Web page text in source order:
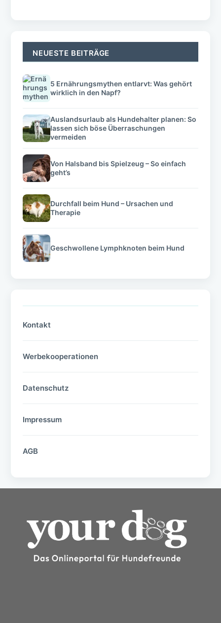
NEUESTE BEITRÄGE
5 Ernährungsmythen entlarvt: Was gehört
wirklich in den Napf?
Auslandsurlaub als Hundehalter planen: So
lassen sich böse Überraschungen
vermeiden
Von Halsband bis Spielzeug – So einfach
geht’s
Durchfall beim Hund – Ursachen und
Therapie
Geschwollene Lymphknoten beim Hund
Kontakt
Werbekooperationen
Datenschutz
Impressum
AGB